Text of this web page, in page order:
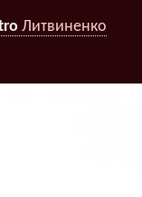
Литвиненко